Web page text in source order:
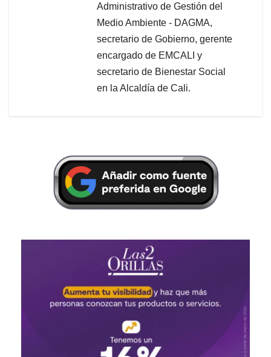
Administrativo de Gestión del
Medio Ambiente - DAGMA,
secretario de Gobierno, gerente
encargado de EMCALI y
secretario de Bienestar Social
en la Alcaldía de Cali.